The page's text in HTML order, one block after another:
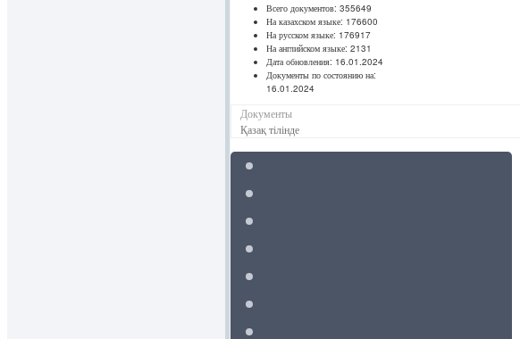
Всего документов: 355649
На казахском языке: 176600
На русском языке: 176917
На английском языке: 2131
Дата обновления: 16.01.2024
Документы по состоянию на:
16.01.2024
Документы
Қазақ тілінде